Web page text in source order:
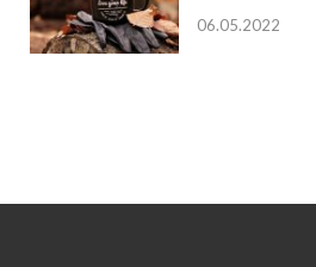
06.05.2022